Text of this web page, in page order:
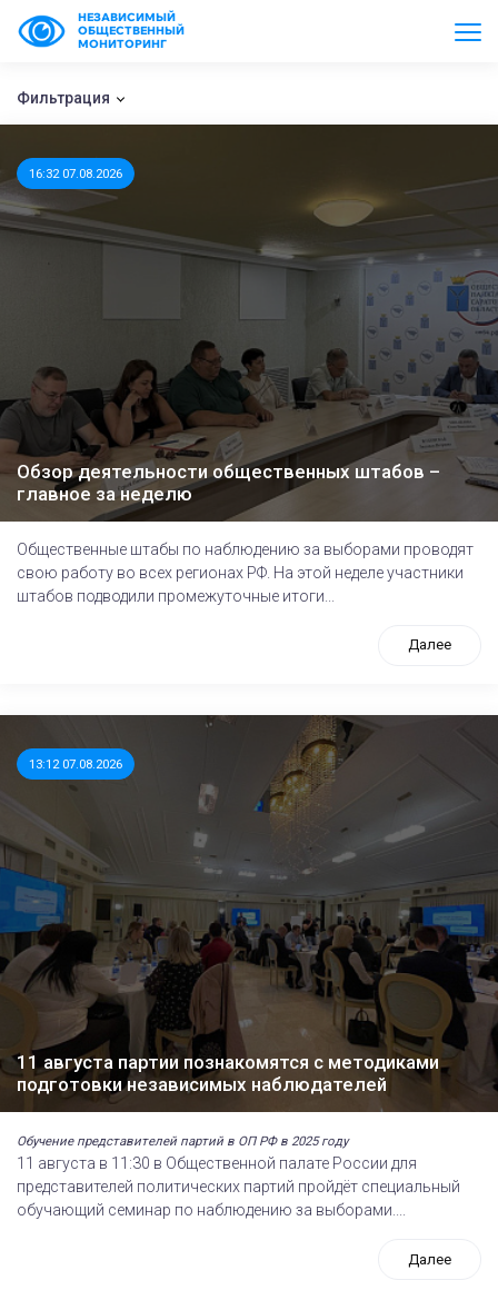
НЕЗАВИСИМЫЙ
ОБЩЕСТВЕННЫЙ
МОНИТОРИНГ
Фильтрация
16:32 07.08.2026
Обзор деятельности общественных штабов –
главное за неделю
Общественные штабы по наблюдению за выборами проводят
свою работу во всех регионах РФ. На этой неделе участники
штабов подводили промежуточные итоги...
Далее
13:12 07.08.2026
11 августа партии познакомятся с методиками
подготовки независимых наблюдателей
Обучение представителей партий в ОП РФ в 2025 году
11 августа в 11:30 в Общественной палате России для
представителей политических партий пройдёт специальный
обучающий семинар по наблюдению за выборами....
Далее